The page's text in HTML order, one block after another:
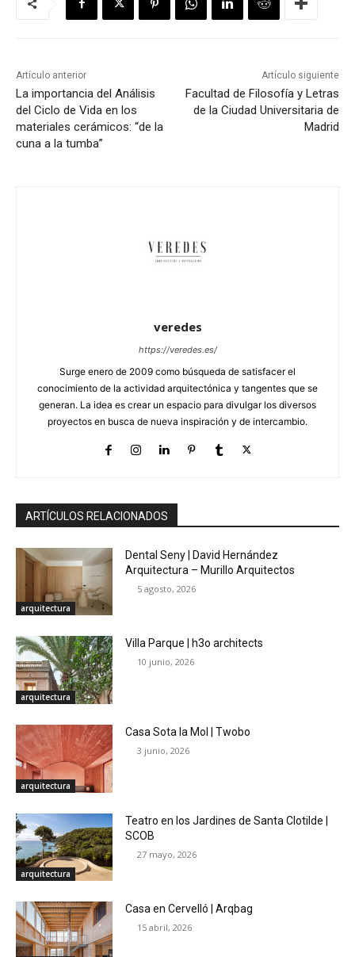
Artículo anterior
La importancia del Análisis
del Ciclo de Vida en los
materiales cerámicos: “de la
cuna a la tumba”
Artículo siguiente
Facultad de Filosofía y Letras
de la Ciudad Universitaria de
Madrid
veredes
https://veredes.es/
Surge enero de 2009 como búsqueda de satisfacer el
conocimiento de la actividad arquitectónica y tangentes que se
generan. La idea es crear un espacio para divulgar los diversos
proyectos en busca de nueva inspiración y de intercambio.
ARTÍCULOS RELACIONADOS
arquitectura
Dental Seny | David Hernández
Arquitectura – Murillo Arquitectos
5 agosto, 2026
arquitectura
Villa Parque | h3o architects
10 junio, 2026
arquitectura
Casa Sota la Mol | Twobo
3 junio, 2026
arquitectura
Teatro en los Jardines de Santa Clotilde |
SCOB
27 mayo, 2026
Casa en Cervelló | Arqbag
15 abril, 2026